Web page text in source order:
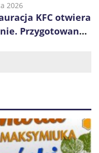
2026
KFC otwiera
Przygotowano